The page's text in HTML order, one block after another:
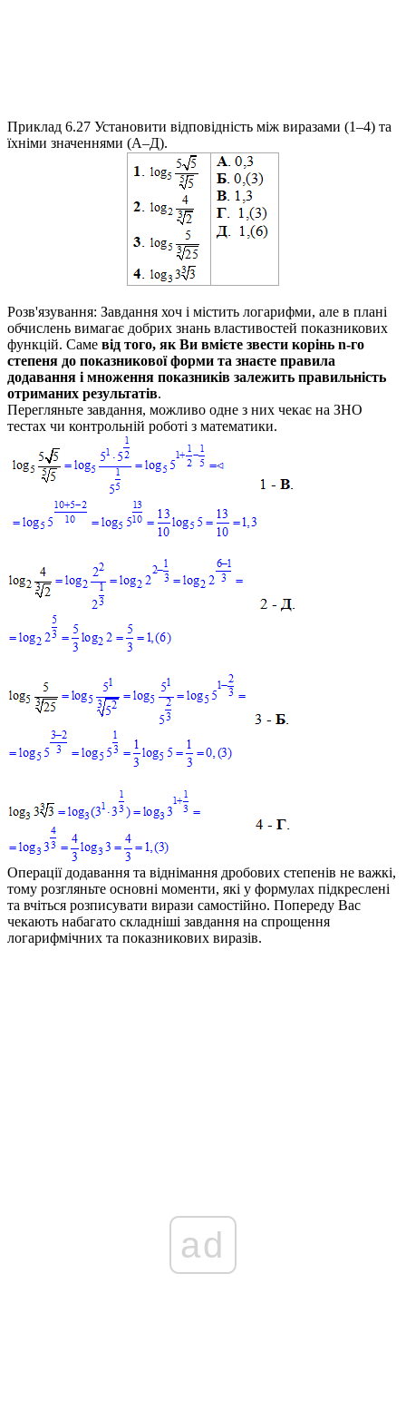
Приклад 6.27 Установити відповідність між виразами (1–4) та
їхніми значеннями (А–Д).
Розв'язування: Завдання хоч і містить логарифми, але в плані
обчислень вимагає добрих знань властивостей показникових
функцій. Саме від того, як Ви вмієте звести корінь n-го
степеня до показникової форми та знаєте правила
додавання і множення показників залежить правильність
отриманих результатів.
Перегляньте завдання, можливо одне з них чекає на ЗНО
тестах чи контрольній роботі з математики.
Операції додавання та віднімання дробових степенів не важкі,
тому розгляньте основні моменти, які у формулах підкреслені
та вчіться розписувати вирази самостійно. Попереду Вас
чекають набагато складніші завдання на спрощення
логарифмічних та показникових виразів.
ad